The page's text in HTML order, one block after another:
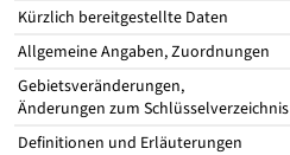
Kürzlich bereitgestellte Daten
Allgemeine Angaben, Zuordnungen
Gebietsveränderungen,
Änderungen zum Schlüsselverzeichnis
Definitionen und Erläuterungen